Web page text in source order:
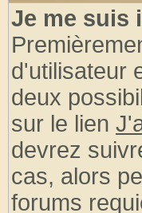
Je me suis
d'utilisateur
deux
sur le lien
devrez
cas, alors
forums